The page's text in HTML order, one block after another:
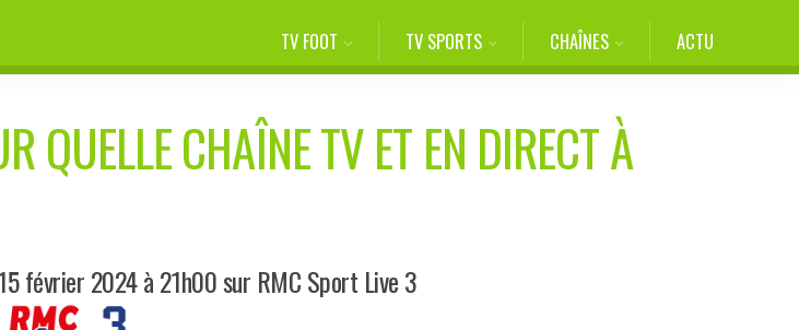
TV FOOT TV SPORTS CHAÎNES ACTU
QUELLE CHAÎNE TV ET EN DIRECT À
février 2024 à 21h00 sur RMC Sport Live 3